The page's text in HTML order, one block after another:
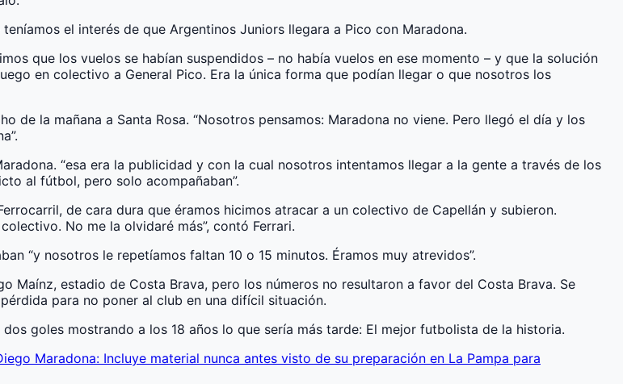
el interés de que Argentinos Juniors llegara a Pico con Maradona.
que los vuelos se habían suspendidos – no había vuelos en ese momento – y que la solución
en colectivo a General Pico. Era la única forma que podían llegar o que nosotros los
de la mañana a Santa Rosa. “Nosotros pensamos: Maradona no viene. Pero llegó el día y los
“esa era la publicidad y con la cual nosotros intentamos llegar a la gente a través de los
al fútbol, pero solo acompañaban”.
de cara dura que éramos hicimos atracar a un colectivo de Capellán y subieron.
No me la olvidaré más”, contó Ferrari.
“y nosotros le repetíamos faltan 10 o 15 minutos. Éramos muy atrevidos”.
Maínz, estadio de Costa Brava, pero los números no resultaron a favor del Costa Brava. Se
para no poner al club en una difícil situación.
goles mostrando a los 18 años lo que sería más tarde: El mejor futbolista de la historia.
Maradona: Incluye material nunca antes visto de su preparación en La Pampa para